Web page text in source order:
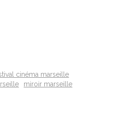
cinéma marseille
miroir marseille